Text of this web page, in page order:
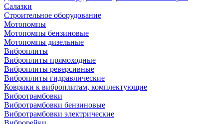
Салазки
Строительное оборудование
Мотопомпы
Мотопомпы бензиновые
Мотопомпы дизельные
Виброплиты
Виброплиты прямоходные
Виброплиты реверсивные
Виброплиты гидравлические
Коврики к виброплитам, комплектующие
Вибротрамбовки
Вибротрамбовки бензиновые
Вибротрамбовки электрические